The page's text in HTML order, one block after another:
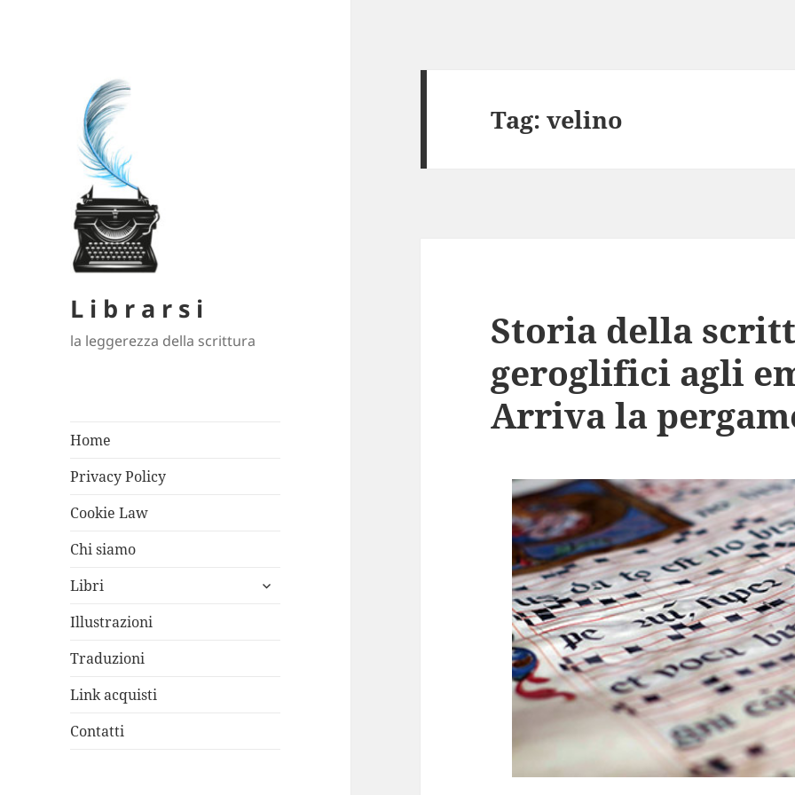
L i b r a r s i
la leggerezza della scrittura
Home
Privacy Policy
Cookie Law
Chi siamo
Libri
apri
Illustrazioni
Traduzioni
Link acquisti
Contatti
Tag:velino
Storia della
geroglifici agli
Arriva la